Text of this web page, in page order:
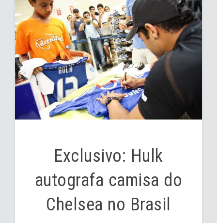
Exclusivo: Hulk
autografa camisa do
Chelsea no Brasil